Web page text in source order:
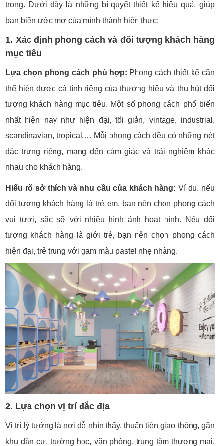
trọng. Dưới đây là những bí quyết thiết kế hiệu quả, giúp
bạn biến ước mơ của mình thành hiện thực:
1. Xác định phong cách và đối tượng khách hàng
mục tiêu
Lựa chọn phong cách phù hợp: Phong cách thiết kế cần
thể hiện được cá tính riêng của thương hiệu và thu hút đối
tượng khách hàng mục tiêu. Một số phong cách phổ biến
nhất hiện nay như hiện đại, tối giản, vintage, industrial,
scandinavian, tropical,… Mỗi phong cách đều có những nét
đặc trưng riêng, mang đến cảm giác và trải nghiệm khác
nhau cho khách hàng.
Hiểu rõ sở thích và nhu cầu của khách hàng: Ví dụ, nếu
đối tượng khách hàng là trẻ em, bạn nên chọn phong cách
vui tươi, sặc sỡ với nhiều hình ảnh hoạt hình. Nếu đối
tượng khách hàng là giới trẻ, bạn nên chọn phong cách
hiện đại, trẻ trung với gam màu pastel nhẹ nhàng.
2. Lựa chọn vị trí đắc địa
Vị trí lý tưởng là nơi dễ nhìn thấy, thuận tiện giao thông, gần
khu dân cư, trường học, văn phòng, trung tâm thương mại,